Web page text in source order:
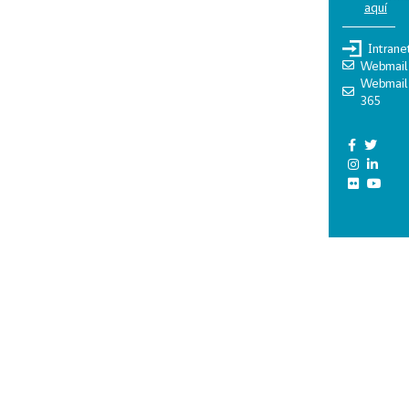
aquí
Webmail
Webmail
365